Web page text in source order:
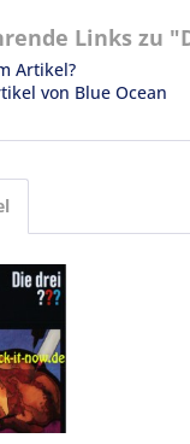
Links zu
Artikel?
von Blue Ocean